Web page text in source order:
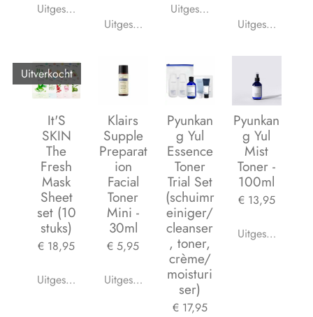
Uitgeschakeld
Uitgeschakeld
Uitgeschakeld
Uitgeschakeld
Uitverkocht
It'S
SKIN
The
Fresh
Mask
Sheet
set (10
stuks)
€ 18,95
Uitgeschakeld
Klairs
Supple
Preparat
ion
Facial
Toner
Mini -
30ml
€ 5,95
Uitgeschakeld
Pyunkan
g Yul
Essence
Toner
Trial Set
(schuimr
einiger/
cleanser
, toner,
crème/
moisturi
ser)
€ 17,95
Pyunkan
g Yul
Mist
Toner -
100ml
€ 13,95
Uitgeschakeld